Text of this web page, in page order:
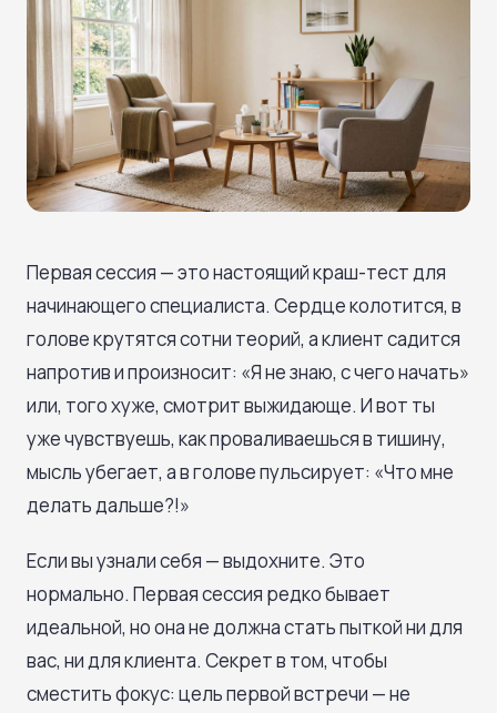
Первая сессия — это настоящий краш-тест для
начинающего специалиста. Сердце колотится, в
голове крутятся сотни теорий, а клиент садится
напротив и произносит: «Я не знаю, с чего начать»
или, того хуже, смотрит выжидающе. И вот ты
уже чувствуешь, как проваливаешься в тишину,
мысль убегает, а в голове пульсирует: «Что мне
делать дальше?!»
Если вы узнали себя — выдохните. Это
нормально. Первая сессия редко бывает
идеальной, но она не должна стать пыткой ни для
вас, ни для клиента. Секрет в том, чтобы
сместить фокус: цель первой встречи — не